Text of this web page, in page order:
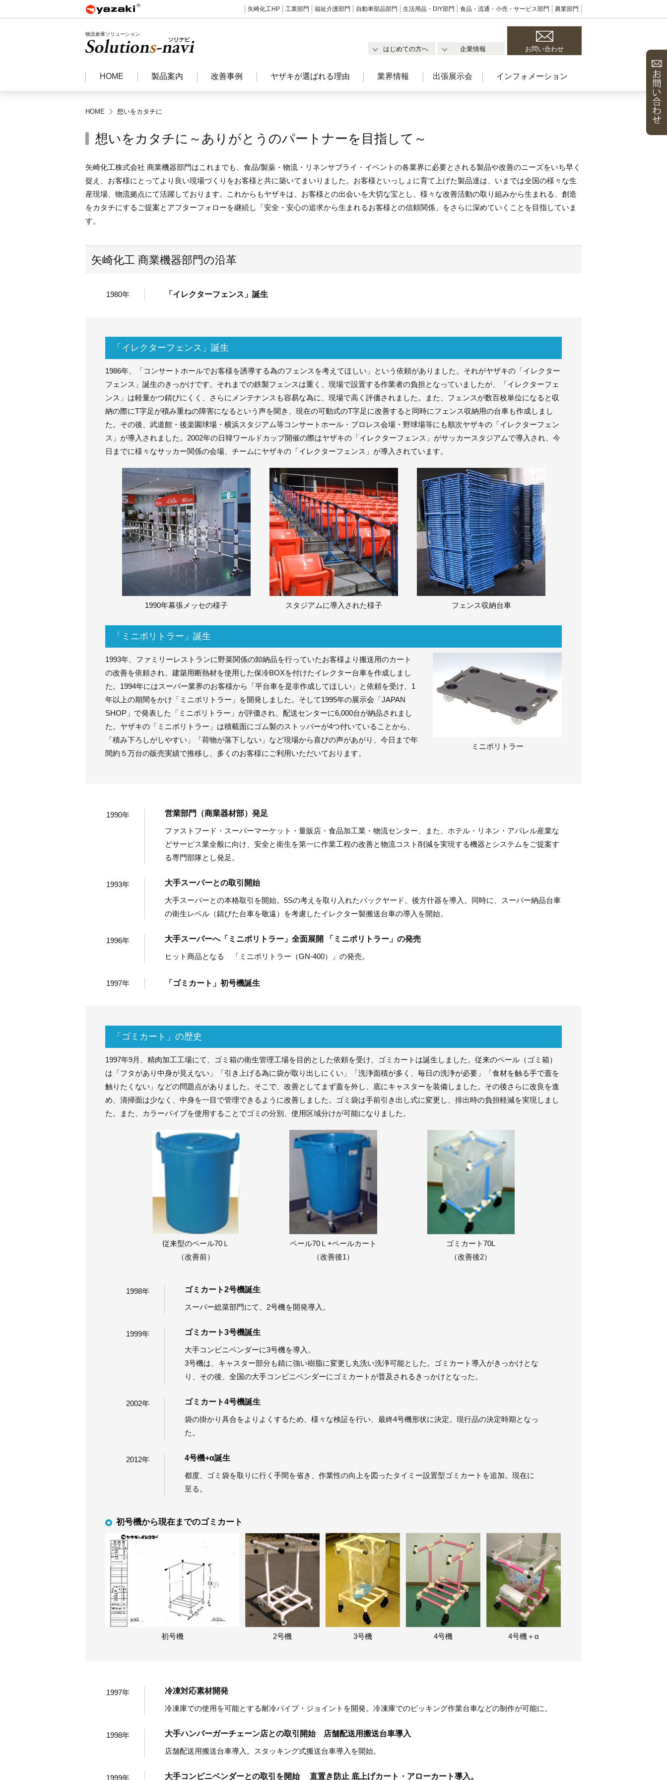
矢崎化工HP 工業部門 福祉介護部門 自動車部品部門 生活用品・DIY部門 食品・流通・小売・サービス部門 農業部門
物流倉庫ソリューション
はじめての方へ 企業情報 お問い合わせ
HOME 製品案内 改善事例 ヤザキが選ばれる理由 業界情報 出張展示会 インフォメーション
HOME 想いをカタチに
想いをカタチに～ありがとうのパートナーを目指して～
矢崎化工株式会社 商業機器部門はこれまでも、食品/製薬・物流・リネンサプライ・イベントの各業界に必要とされる製品や改善のニーズをいち早く
捉え、お客様にとってより良い現場づくりをお客様と共に築いてまいりました。お客様といっしょに育て上げた製品達は、いまでは全国の様々な生
産現場、物流拠点にて活躍しております。これからもヤザキは、お客様との出会いを大切な宝とし、様々な改善活動の取り組みから生まれる、創造
をカタチにするご提案とアフターフォローを継続し「安全・安心の追求から生まれるお客様との信頼関係」をさらに深めていくことを目指していま
す。
矢崎化工 商業機器部門の沿革
1980年 「イレクターフェンス」誕生
「イレクターフェンス」誕生
1986年、「コンサートホールでお客様を誘導する為のフェンスを考えてほしい」という依頼がありました。それがヤザキの「イレクター
フェンス」誕生のきっかけです。それまでの鉄製フェンスは重く、現場で設置する作業者の負担となっていましたが、「イレクターフェ
ンス」は軽量かつ錆びにくく、さらにメンテナンスも容易な為に、現場で高く評価されました。また、フェンスが数百枚単位になると収
納の際にT字足が積み重ねの障害になるという声を聞き、現在の可動式のT字足に改善すると同時にフェンス収納用の台車も作成しまし
た。その後、武道館・後楽園球場・横浜スタジアム等コンサートホール・プロレス会場・野球場等にも順次ヤザキの「イレクターフェン
ス」が導入されました。2002年の日韓ワールドカップ開催の際はヤザキの「イレクターフェンス」がサッカースタジアムで導入され、今
日までに様々なサッカー関係の会場、チームにヤザキの「イレクターフェンス」が導入されています。
1990年幕張メッセの様子 スタジアムに導入された様子 フェンス収納台車
「ミニポリトラー」誕生
1993年、ファミリーレストランに野菜関係の卸納品を行っていたお客様より搬送用のカート
の改善を依頼され、建築用断熱材を使用した保冷BOXを付けたイレクター台車を作成しまし
た。1994年にはスーパー業界のお客様から「平台車を是非作成してほしい」と依頼を受け、1
年以上の期間をかけ「ミニポリトラー」を開発しました。そして1995年の展示会「JAPAN
SHOP」で発表した「ミニポリトラー」が評価され、配送センターに6,000台が納品されまし
た。ヤザキの「ミニポリトラー」は積載面にゴム製のストッパーが4つ付いていることから、
「積み下ろしがしやすい」「荷物が落下しない」など現場から喜びの声があがり、今日まで年
間約５万台の販売実績で推移し、多くのお客様にご利用いただいております。
ミニポリトラー
1990年 営業部門（商業器材部）発足
ファストフード・スーパーマーケット・量販店・食品加工業・物流センター、また、ホテル・リネン・アパレル産業な
どサービス業全般に向け、安全と衛生を第一に作業工程の改善と物流コスト削減を実現する機器とシステムをご提案す
る専門部隊とし発足。
1993年 大手スーパーとの取引開始
大手スーパーとの本格取引を開始。5Sの考えを取り入れたバックヤード、後方什器を導入。同時に、スーパー納品台車
の衛生レベル（錆びた台車を敬遠）を考慮したイレクター製搬送台車の導入を開始。
1996年 大手スーパーへ「ミニポリトラー」全面展開 「ミニポリトラー」の発売
ヒット商品となる 「ミニポリトラー（GN-400）」の発売。
1997年 「ゴミカート」初号機誕生
「ゴミカート」の歴史
1997年9月、精肉加工工場にて、ゴミ箱の衛生管理工場を目的とした依頼を受け、ゴミカートは誕生しました。従来のペール（ゴミ箱）
は「フタがあり中身が見えない」「引き上げる為に袋が取り出しにくい」「洗浄面積が多く、毎日の洗浄が必要」「食材を触る手で蓋を
触りたくない」などの問題点がありました。そこで、改善としてまず蓋を外し、底にキャスターを装備しました。その後さらに改良を進
め、清掃面は少なく、中身を一目で管理できるように改善しました。ゴミ袋は手前引き出し式に変更し、排出時の負担軽減を実現しまし
た。また、カラーパイプを使用することでゴミの分別、使用区域分けが可能になりました。
従来型のペール70Ｌ
（改善前）
ペール70Ｌ+ペールカート
（改善後1）
ゴミカート70L
（改善後2）
1998年 ゴミカート2号機誕生
スーパー総菜部門にて、2号機を開発導入。
1999年 ゴミカート3号機誕生
大手コンビニベンダーに3号機を導入。
3号機は、キャスター部分も錆に強い樹脂に変更し丸洗い洗浄可能とした。ゴミカート導入がきっかけとな
り、その後、全国の大手コンビニベンダーにゴミカートが普及されるきっかけとなった。
2002年 ゴミカート4号機誕生
袋の掛かり具合をよりよくするため、様々な検証を行い、最終4号機形状に決定。現行品の決定時期となっ
た。
2012年 4号機+α誕生
都度、ゴミ袋を取りに行く手間を省き、作業性の向上を図ったタイミー設置型ゴミカートを追加。現在に
至る。
初号機から現在までのゴミカート
初号機 2号機 3号機 4号機 4号機＋α
1997年 冷凍対応素材開発
冷凍庫での使用を可能とする耐冷パイプ・ジョイントを開発。冷凍庫でのピッキング作業台車などの制作が可能に。
1998年 大手ハンバーガーチェーン店との取引開始 店舗配送用搬送台車導入
店舗配送用搬送台車導入。スタッキング式搬送台車導入を開始。
1999年 大手コンビニベンダーとの取引を開始 直置き防止 底上げカート・アローカート導入。